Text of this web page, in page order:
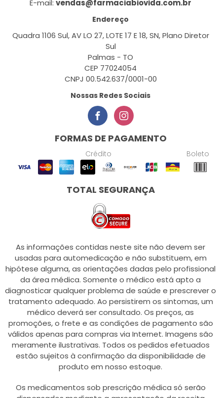
E-mail: vendas@farmaciabiovida.com.br
Endereço
Quadra 1106 Sul, AV LO 27, LOTE 17 E 18, SN, Plano Diretor
Sul
Palmas - TO
CEP 77024054
CNPJ 00.542.637/0001-00
Nossas Redes Sociais
FORMAS DE PAGAMENTO
Crédito Boleto
TOTAL SEGURANÇA
As informações contidas neste site não devem ser
usadas para automedicação e não substituem, em
hipótese alguma, as orientações dadas pelo profissional
da área médica. Somente o médico está apto a
diagnosticar qualquer problema de saúde e prescrever o
tratamento adequado. Ao persistirem os sintomas, um
médico deverá ser consultado. Os preços, as
promoções, o frete e as condições de pagamento são
válidos apenas para compras via Internet. Imagens são
meramente ilustrativas. Todos os pedidos efetuados
estão sujeitos à confirmação da disponibilidade de
produto em nosso estoque.
Os medicamentos sob prescrição médica só serão